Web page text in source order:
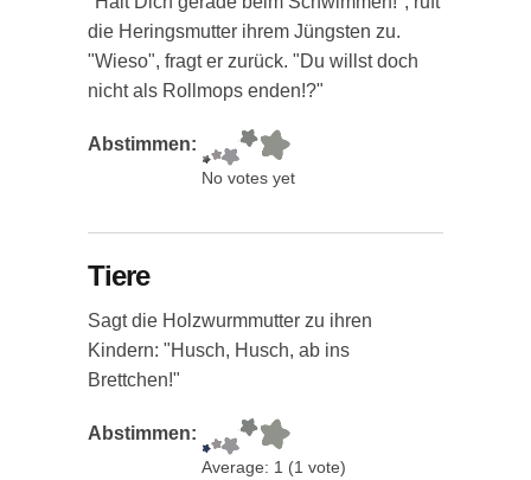
die Heringsmutter ihrem Jüngsten zu.
"Wieso", fragt er zurück. "Du willst doch
nicht als Rollmops enden!?"
Abstimmen:
No votes yet
Tiere
Sagt die Holzwurmmutter zu ihren
Kindern: "Husch, Husch, ab ins
Brettchen!"
Abstimmen:
Average: 1 (1 vote)